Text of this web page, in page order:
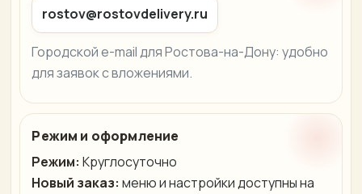
rostov@rostovdelivery.ru
Городской e-mail для Ростова-на-Дону: удобно
для заявок с вложениями.
Режим и оформление
Режим: Круглосуточно
Новый заказ: меню и настройки доступны на